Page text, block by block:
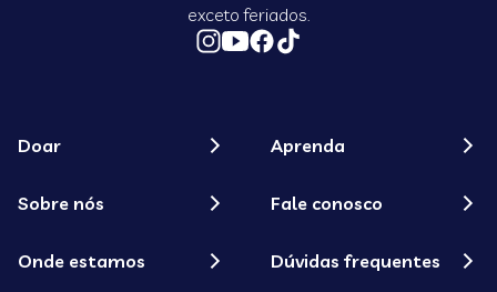
exceto feriados.
Doar
Sobre nós
Onde estamos
Aprenda
Fale conosco
Dúvidas frequentes